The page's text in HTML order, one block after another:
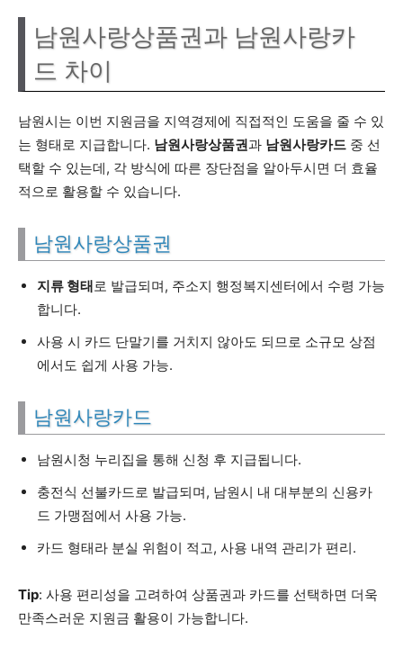
남원사랑상품권과 남원사랑카
드 차이
남원시는 이번 지원금을 지역경제에 직접적인 도움을 줄 수 있
는 형태로 지급합니다. 남원사랑상품권과 남원사랑카드 중 선
택할 수 있는데, 각 방식에 따른 장단점을 알아두시면 더 효율
적으로 활용할 수 있습니다.
남원사랑상품권
지류 형태로 발급되며, 주소지 행정복지센터에서 수령 가능
합니다.
사용 시 카드 단말기를 거치지 않아도 되므로 소규모 상점
에서도 쉽게 사용 가능.
남원사랑카드
남원시청 누리집을 통해 신청 후 지급됩니다.
충전식 선불카드로 발급되며, 남원시 내 대부분의 신용카
드 가맹점에서 사용 가능.
카드 형태라 분실 위험이 적고, 사용 내역 관리가 편리.
Tip: 사용 편리성을 고려하여 상품권과 카드를 선택하면 더욱
만족스러운 지원금 활용이 가능합니다.